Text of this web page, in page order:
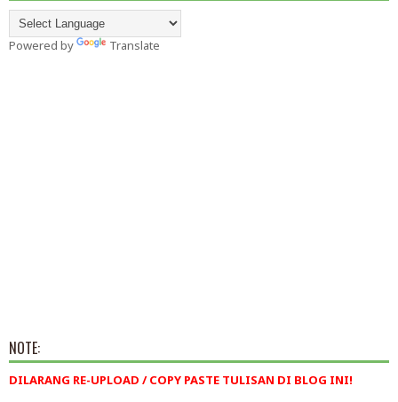
Powered by Translate
NOTE:
DILARANG RE-UPLOAD / COPY PASTE TULISAN DI BLOG INI!